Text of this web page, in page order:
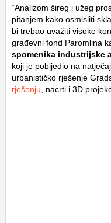
“Analizom šireg i užeg
pitanjem kako osmisliti
bi trebao uvažiti visoke
građevni fond Paromlina
spomenika industrijske
koji je pobijedio na
urbanističko rješenje
rješenju , nacrti i 3D